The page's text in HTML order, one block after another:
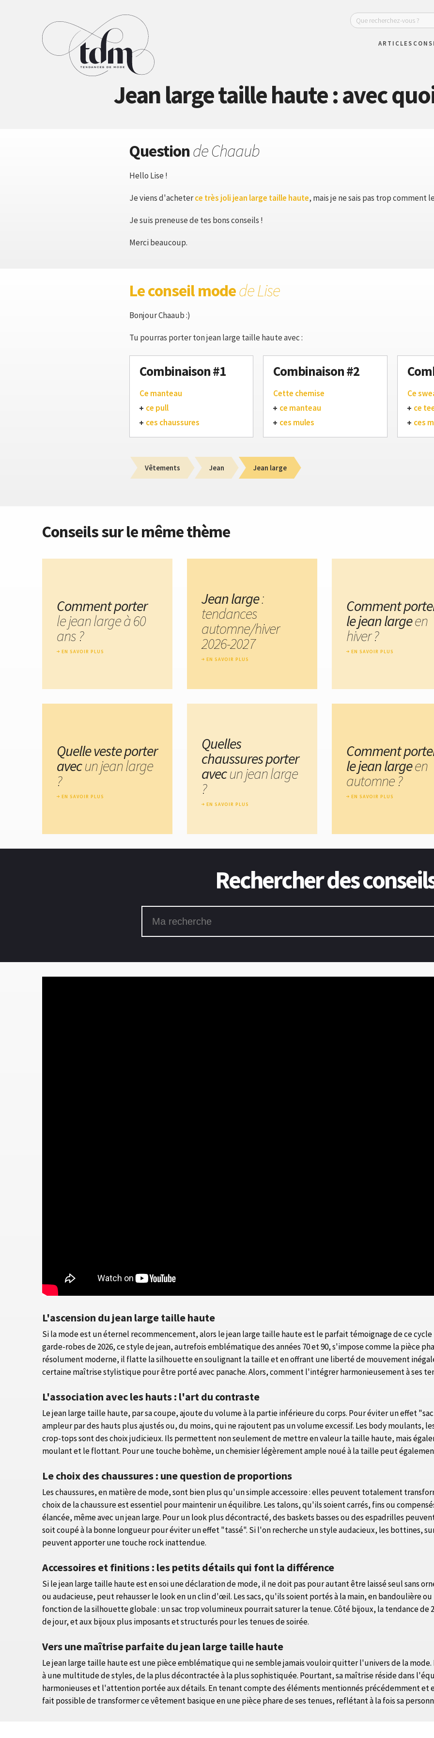
ARTICLES
Jean large taille haute : avec
Questionde Chaaub
Hello Lise !
Je viens d'acheterce très joli jean large taille haute, mais je ne sais pas trop comment
Je suis preneuse de tes bons conseils !
Merci beaucoup.
Le conseil modede Lise
Bonjour Chaaub :)
Tu pourras porter ton jean large taille haute avec :
Combinaison #1
Ce manteau
ce pull
ces chaussures
Combinaison #2
Cette chemise
ce manteau
ces mules
Ce
ce
ces
Vêtements Jean Jean large
L'ascension du jean large taille haute
Si la mode est un éternel recommencement, alors le jean large taille haute est le parfait témoignage de ce
garde-robes de 2026, ce style de jean, autrefois emblématique des années 70 et 90, s'impose comme la pièce
résolument moderne, il flatte la silhouette en soulignant la taille et en offrant une liberté de mouvement
certaine maîtrise stylistique pour être porté avec panache. Alors, comment l'intégrer harmonieusement à ses
L'association avec les hauts : l'art du contraste
Le jean large taille haute, par sa coupe, ajoute du volume à la partie inférieure du corps. Pour éviter un effet
ampleur par des hauts plus ajustés ou, du moins, qui ne rajoutent pas un volume excessif. Les body moulants,
crop-tops sont des choix judicieux. Ils permettent non seulement de mettre en valeur la taille haute, mais
moulant et le flottant. Pour une touche bohème, un chemisier légèrement ample noué à la taille peut
Le choix des chaussures : une question de proportions
Les chaussures, en matière de mode, sont bien plus qu'un simple accessoire : elles peuvent totalement
choix de la chaussure est essentiel pour maintenir un équilibre. Les talons, qu'ils soient carrés, fins ou
élancée, même avec un jean large. Pour un look plus décontracté, des baskets basses ou des espadrilles
soit coupé à la bonne longueur pour éviter un effet "tassé". Si l'on recherche un style audacieux, les bottines,
peuvent apporter une touche rock inattendue.
Accessoires et finitions : les petits détails qui font la différence
Si le jean large taille haute est en soi une déclaration de mode, il ne doit pas pour autant être laissé seul sans
ou audacieuse, peut rehausser le look en un clin d'œil. Les sacs, qu'ils soient portés à la main, en bandoulière ou
fonction de la silhouette globale : un sac trop volumineux pourrait saturer la tenue. Côté bijoux, la tendance de
de jour, et aux bijoux plus imposants et structurés pour les tenues de soirée.
Vers une maîtrise parfaite du jean large taille haute
Le jean large taille haute est une pièce emblématique qui ne semble jamais vouloir quitter l'univers de la
à une multitude de styles, de la plus décontractée à la plus sophistiquée. Pourtant, sa maîtrise réside dans
harmonieuses et l'attention portée aux détails. En tenant compte des éléments mentionnés précédemment et
fait possible de transformer ce vêtement basique en une pièce phare de ses tenues, reflétant à la fois sa
Conseils sur le même thème
Comment porter
le jean large à 60
ans ?
EN SAVOIR PLUS
Jean large:
tendances
automne/hiver
2026-2027
EN SAVOIR PLUS
Comment
le jean largeen
hiver ?
EN SAVOIR PLUS
Quelle veste porter
avecun jean large
?
EN SAVOIR PLUS
Quelles
chaussures porter
avecun jean large
?
EN SAVOIR PLUS
Comment
le jean largeen
automne ?
EN SAVOIR PLUS
Rechercher des